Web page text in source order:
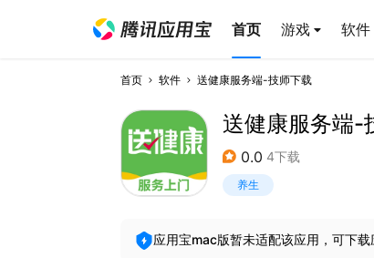
首页 游戏 软件
首页 软件 送健康服务端-技师下载
送健康服务端-
0.0 4下载
养生
应用宝mac版暂未适配该应用，可下